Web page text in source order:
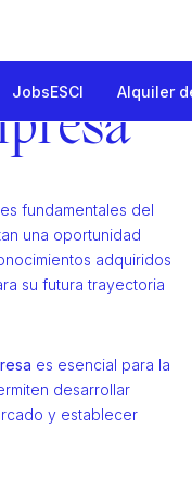
JobsESCI Alquiler
fundamentales del
una oportunidad
adquiridos
su futura trayectoria
es esencial para la
desarrollar
y establecer